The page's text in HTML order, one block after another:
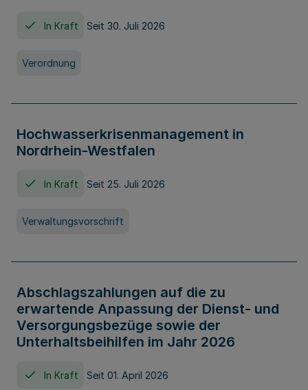
In Kraft Seit 30. Juli 2026
Verordnung
Hochwasserkrisenmanagement in
Nordrhein-Westfalen
In Kraft Seit 25. Juli 2026
Verwaltungsvorschrift
Abschlagszahlungen auf die zu
erwartende Anpassung der Dienst- und
Versorgungsbezüge sowie der
Unterhaltsbeihilfen im Jahr 2026
In Kraft Seit 01. April 2026